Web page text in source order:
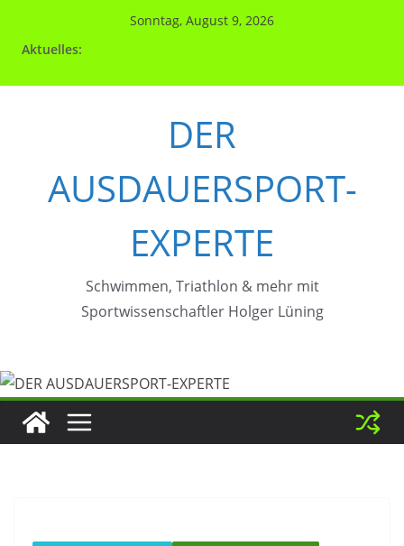
Sonntag, August 9, 2026
Aktuelles:
DER
AUSDAUERSPORT-
EXPERTE
Schwimmen, Triathlon & mehr mit
Sportwissenschaftler Holger Lüning